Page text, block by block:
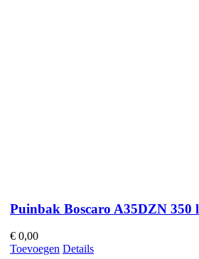
Puinbak Boscaro A35DZN 350
€0,00
Toevoegen Details